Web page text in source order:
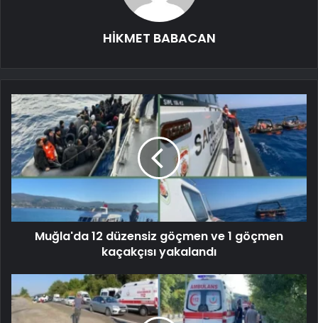
HİKMET BABACAN
Muğla'da 12 düzensiz göçmen ve 1 göçmen
kaçakçısı yakalandı